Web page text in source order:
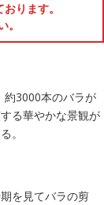
ります。
約3000本のバラが
る華やかな景観が
。
を見てバラの剪